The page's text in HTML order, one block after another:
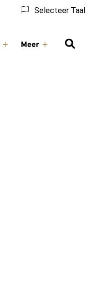
Selecteer Taal
Meer